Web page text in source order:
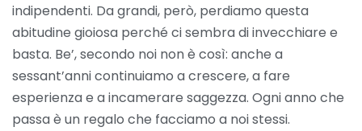
indipendenti. Da grandi, però, perdiamo questa
abitudine gioiosa perché ci sembra di invecchiare e
basta. Be’, secondo noi non è così: anche a
sessant’anni continuiamo a crescere, a fare
esperienza e a incamerare saggezza. Ogni anno che
passa è un regalo che facciamo a noi stessi.